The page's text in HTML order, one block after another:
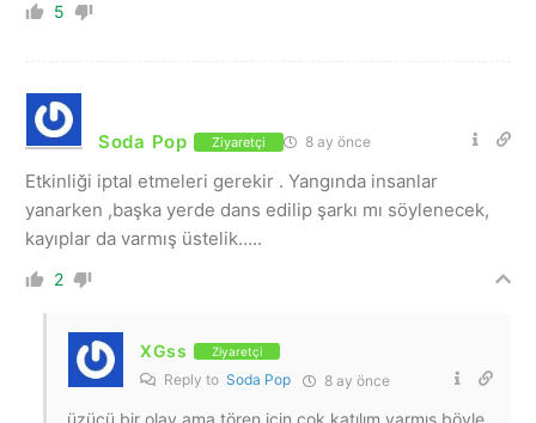
5
Soda Pop Ziyaretçi 8 ay önce
Etkinliği iptal etmeleri gerekir . Yangında insanlar
yanarken ,başka yerde dans edilip şarkı mı söylenecek,
kayıplar da varmış üstelik…..
2
XGss Ziyaretçi
Reply to Soda Pop 8 ay önce